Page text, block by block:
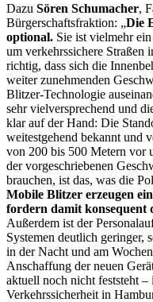
Dazu Sören Schumacher,
Bürgerschaftsfraktion: „Die
optional. Sie ist vielmehr
um verkehrssichere Straßen
richtig, dass sich die
weiter zunehmenden
Blitzer-Technologie
sehr vielversprechend und
klar auf der Hand: Die
weitestgehend bekannt und
von 200 bis 500 Metern vor
der vorgeschriebenen
brauchen, ist das, was die
Mobile Blitzer erzeugen
fordern damit konsequent
Außerdem ist der
Systemen deutlich geringer,
in der Nacht und am
Anschaffung der neuen
aktuell noch nicht feststeht
Verkehrssicherheit in